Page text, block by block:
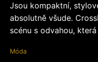
Jsou kompaktní,
absolutně všude.
scénu s odvahou,
Móda